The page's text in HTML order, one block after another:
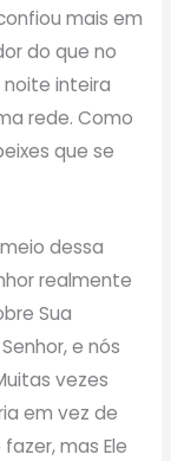
mais em
do que no
noite inteira
rede. Como
que se
dessa
realmente
Sua
e nós
vezes
em vez de
mas Ele